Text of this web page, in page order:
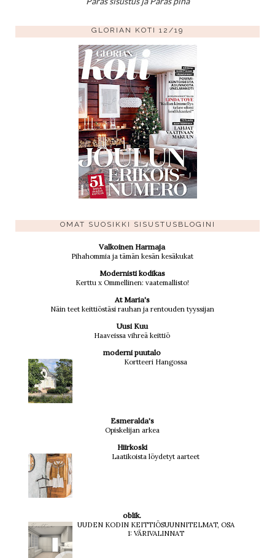
GLORIAN KOTI 12/19
OMAT SUOSIKKI SISUSTUSBLOGINI
Valkoinen Harmaja
Pihahommia ja tämän kesän kesäkukat
Modernisti kodikas
Kerttu x Ommellinen: vaatemallisto!
At Maria's
Näin teet keittiöstäsi rauhan ja rentouden tyyssijan
Uusi Kuu
Haaveissa vihreä keittiö
moderni puutalo
Kortteeri Hangossa
Esmeralda's
Opiskelijan arkea
Hiirkoski
Laatikoista löydetyt aarteet
oblik.
UUDEN KODIN KEITTIÖSUUNNITELMAT, OSA
1: VÄRIVALINNAT